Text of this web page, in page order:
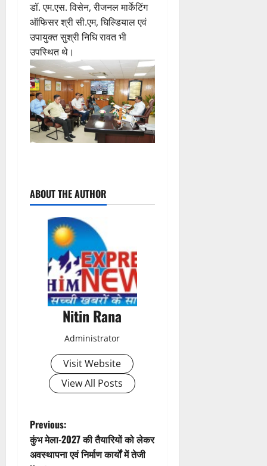
डॉ. एम.एस. विसेन, रीजनल मार्केटिंग
ऑफिसर श्री सी.एम, घिल्डियाल एवं
उपायुक्त सुश्री निधि रावत भी
उपस्थित थे।
o
t
i
ABOUT THE AUTHOR
Nitin Rana
Administrator
Visit Website
View All Posts
P
o
Previous:
कुंभ मेला-2027 की तैयारियों को लेकर
अवस्थापना एवं निर्माण कार्यों में तेजी